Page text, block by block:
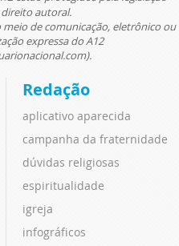
autoral.
de comunicação, eletrônico ou
expressa do A12
Redação
aplicativo aparecida
campanha da fraternidade
dúvidas religiosas
espiritualidade
igreja
infográficos